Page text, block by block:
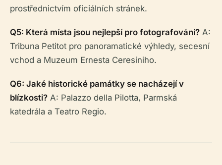
prostřednictvím oficiálních stránek.
Q5: Která místa jsou nejlepší pro fotografování? A:
Tribuna Petitot pro panoramatické výhledy, secesní
vchod a Muzeum Ernesta Ceresiniho.
Q6: Jaké historické památky se nacházejí v
blízkosti? A: Palazzo della Pilotta, Parmská
katedrála a Teatro Regio.